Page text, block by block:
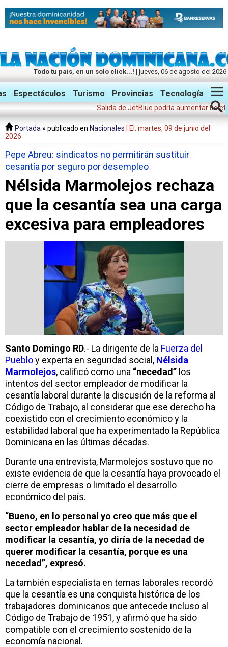
Todo tu país, en un solo click...! | jueves, 06 de agosto del 2026
Twitter Facebook Instagram
Espectáculos Turismo Provincias Tecnología
Salida de JetBlue podría aumentar boletos
Portada » publicado en Nacionales
| El: martes, 09 de junio del
2026
Pepe Abreu: sindicatos no permitirán sustituir
cesantía por seguro por desempleo
Nélsida Marmolejos rechaza
que la cesantía sea una carga
excesiva para empleadores
Santo Domingo RD.- La dirigente de la Fuerza del
Puebloy experta en seguridad social, Nélsida
Marmolejos, calificó como una “necedad” los
intentos del sector empleador de modificar la
cesantía laboral durante la discusión de la reforma al
Código de Trabajo, al considerar que ese derecho ha
coexistido con el crecimiento económico y la
estabilidad laboral que ha experimentado la República
Dominicana en las últimas décadas.
Durante una entrevista, Marmolejos sostuvo que no
existe evidencia de que la cesantía haya provocado el
cierre de empresas o limitado el desarrollo
económico del país.
“Bueno, en lo personal yo creo que más que el
sector empleador hablar de la necesidad de
modificar la cesantía, yo diría de la necedad de
querer modificar la cesantía, porque es una
necedad”, expresó.
La también especialista en temas laborales recordó
que la cesantía es una conquista histórica de los
trabajadores dominicanos que antecede incluso al
Código de Trabajo de 1951, y afirmó que ha sido
compatible con el crecimiento sostenido de la
economía nacional.